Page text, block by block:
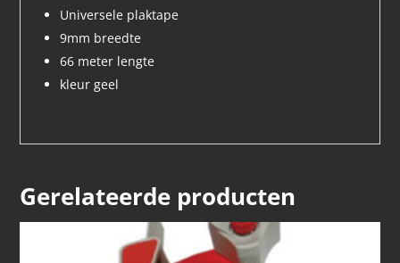
Universele plaktape
9mm breedte
66 meter lengte
kleur geel
Gerelateerde producten